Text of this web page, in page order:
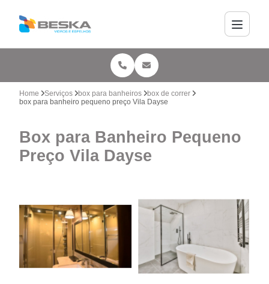
Home Serviços box para banheiros
box de correr
box para banheiro pequeno preço Vila Dayse
Box para Banheiro Pequeno
Preço Vila Dayse